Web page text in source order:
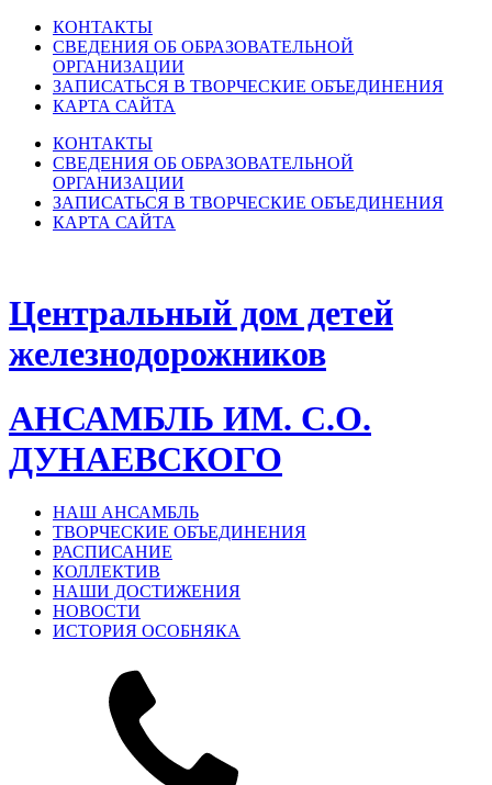
КОНТАКТЫ
СВЕДЕНИЯ ОБ ОБРАЗОВАТЕЛЬНОЙ
ОРГАНИЗАЦИИ
ЗАПИСАТЬСЯ В ТВОРЧЕСКИЕ ОБЪЕДИНЕНИЯ
КАРТА САЙТА
КОНТАКТЫ
СВЕДЕНИЯ ОБ ОБРАЗОВАТЕЛЬНОЙ
ОРГАНИЗАЦИИ
ЗАПИСАТЬСЯ В ТВОРЧЕСКИЕ ОБЪЕДИНЕНИЯ
КАРТА САЙТА
Центральный дом детей
железнодорожников
АНСАМБЛЬ ИМ. С.О.
ДУНАЕВСКОГО
НАШ АНСАМБЛЬ
ТВОРЧЕСКИЕ ОБЪЕДИНЕНИЯ
РАСПИСАНИЕ
КОЛЛЕКТИВ
НАШИ ДОСТИЖЕНИЯ
НОВОСТИ
ИСТОРИЯ ОСОБНЯКА